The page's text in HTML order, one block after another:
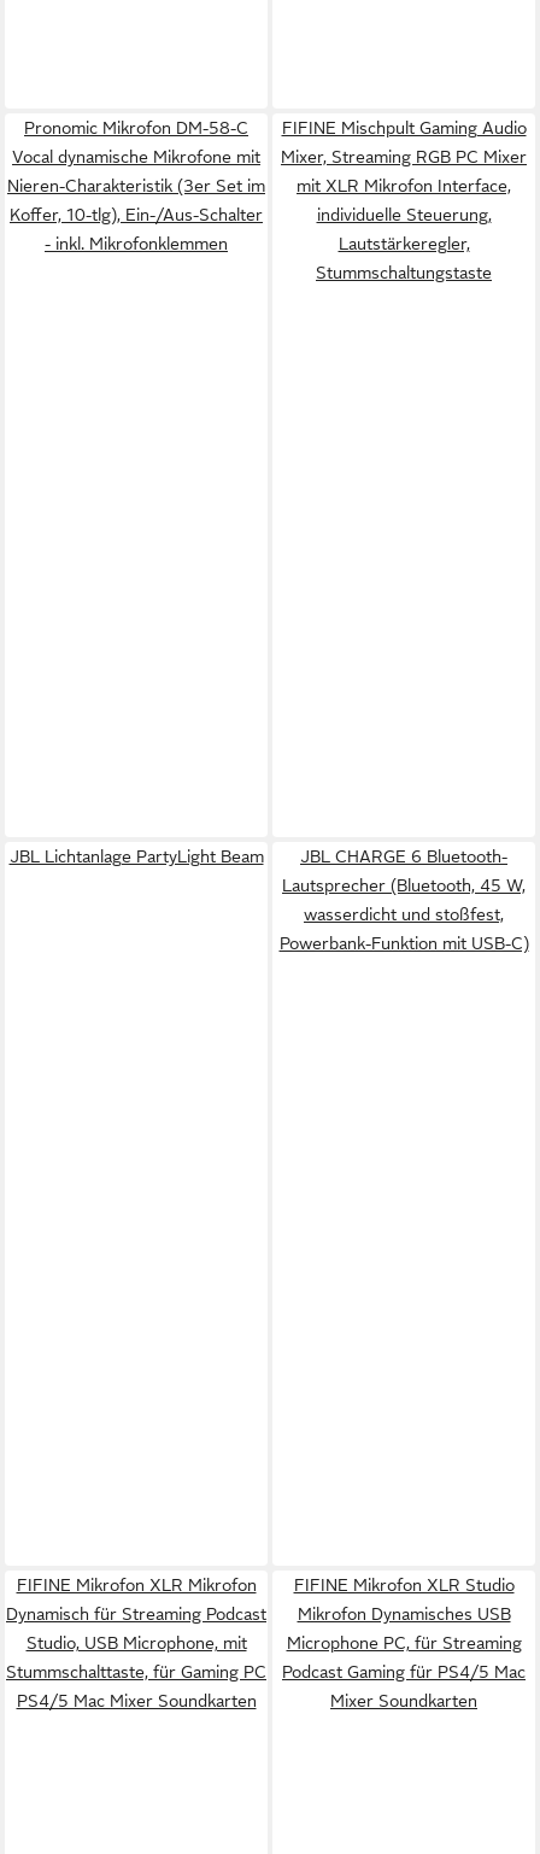
Pronomic Mikrofon DM-58-C
Vocal dynamische Mikrofone mit
Nieren-Charakteristik (3er Set im
Koffer, 10-tlg), Ein-/Aus-Schalter
- inkl. Mikrofonklemmen
FIFINE Mischpult Gaming Audio
Mixer, Streaming RGB PC Mixer
mit XLR Mikrofon Interface,
individuelle Steuerung,
Lautstärkeregler,
Stummschaltungstaste
JBL Lichtanlage PartyLight Beam
JBL CHARGE 6 Bluetooth-
Lautsprecher (Bluetooth, 45 W,
wasserdicht und stoßfest,
Powerbank-Funktion mit USB-C)
FIFINE Mikrofon XLR Mikrofon
Dynamisch für Streaming Podcast
Studio, USB Microphone, mit
Stummschalttaste, für Gaming PC
PS4/5 Mac Mixer Soundkarten
FIFINE Mikrofon XLR Studio
Mikrofon Dynamisches USB
Microphone PC, für Streaming
Podcast Gaming für PS4/5 Mac
Mixer Soundkarten